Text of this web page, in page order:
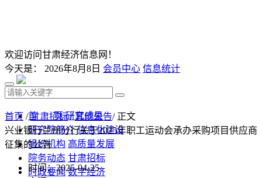
欢迎访问甘肃经济信息网！
今天是： 2026年8月8日 会员中心 信息统计
首 页 研究成果
研究院简介 信息化建设
组织机构 高质量发展
院务动态 甘肃招标
时政要闻 数字经济
首页 /甘肃招标/其他公告/ 正文
兴业银行兰州分行关于2025年职工运动会承办采购项目供应商
征集的公告
时间：2025-04-25